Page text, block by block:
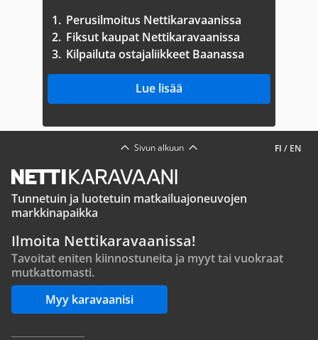
1. Perusilmoitus Nettikaravaanissa
2. Fiksut kaupat Nettikaravaanissa
3. Kilpailuta ostajaliikkeet Baanassa
Lue lisää
FI / EN
Sivun alkuun
Tunnetuin ja luotetuin matkailuajoneuvojen
markkinapaikka
Ilmoita Nettikaravaanissa!
Tavoitat eniten kiinnostuneita ja myyt tai vuokraat
mutkattomasti.
Myy karavaanisi